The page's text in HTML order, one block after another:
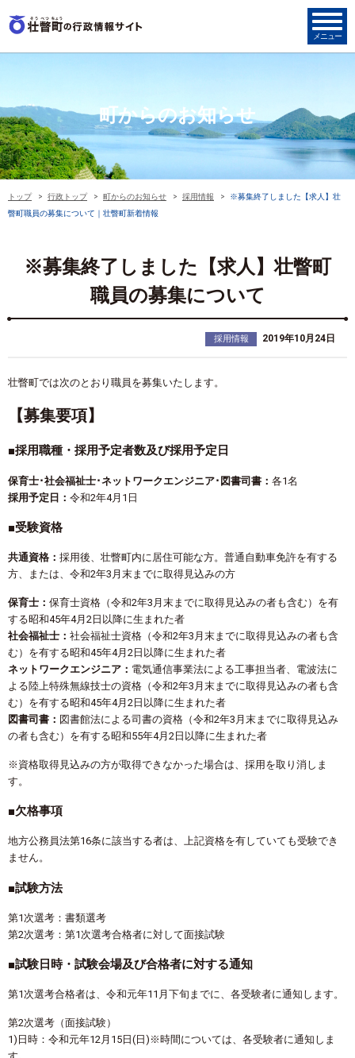
町からのお知らせ
トップ 行政トップ 町からのお知らせ 採用情報
※募集終了しました【求人】壮
瞥町職員の募集について｜壮瞥町新着情報
※募集終了しました【求人】壮瞥町
職員の募集について
採用情報 2019年10月24日
壮瞥町では次のとおり職員を募集いたします。
【募集要項】
■採用職種・採用予定者数及び採用予定日
保育士･社会福祉士･ネットワークエンジニア･図書司書： 各1名
採用予定日： 令和2年4月1日
■受験資格
共通資格： 採用後、壮瞥町内に居住可能な方。普通自動車免許を有する
方、または、令和2年3月末までに取得見込みの方
保育士： 保育士資格（令和2年3月末までに取得見込みの者も含む）を有
する昭和45年4月2日以降に生まれた者
社会福祉士： 社会福祉士資格（令和2年3月末までに取得見込みの者も含
む）を有する昭和45年4月2日以降に生まれた者
ネットワークエンジニア： 電気通信事業法による工事担当者、電波法に
よる陸上特殊無線技士の資格（令和2年3月末までに取得見込みの者も含
む）を有する昭和45年4月2日以降に生まれた者
図書司書： 図書館法による司書の資格（令和2年3月末までに取得見込み
の者も含む）を有する昭和55年4月2日以降に生まれた者
※資格取得見込みの方が取得できなかった場合は、採用を取り消しま
す。
■欠格事項
地方公務員法第16条に該当する者は、上記資格を有していても受験でき
ません。
■試験方法
第1次選考：書類選考
第2次選考：第1次選考合格者に対して面接試験
■試験日時・試験会場及び合格者に対する通知
第1次選考合格者は、令和元年11月下旬までに、各受験者に通知します。
第2次選考（面接試験）
1)日時：令和元年12月15日(日)※時間については、各受験者に通知しま